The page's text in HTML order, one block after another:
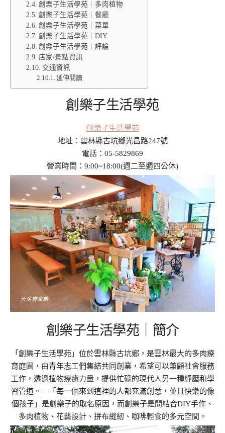
創樂子生活學苑｜多肉植物
創樂子生活學苑｜餐廳
創樂子生活學苑｜菜單
創樂子生活學苑｜DIY
創樂子生活學苑｜評論
店家/景點資訊
交通資訊
延伸閱讀
創樂子生活學苑
創樂子生活學苑
地址：雲林縣古坑鄉光昌路247號
電話：05-5829869
營業時間：9:00~18:00(週二至週四公休)
創樂子生活學苑｜簡介
「創樂子生活學苑」位於雲林縣古坑鄉，是雲林最大的多肉療
育庭園，由青年志工們集結共同創業，希望可以兼顧社會服務
工作，透過植物療癒力量，提供忙碌的現代人另一種紓壓和學
習管道。—「每一個來到這裡的人都充滿創意，並且快樂的像
個孩子」是創樂子的取名原因，而創樂子是間結合DIY手作、
多肉植物、花藝設計、拼布縫紉、咖啡輕食的多元空間。